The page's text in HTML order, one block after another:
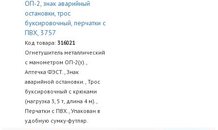
ОП-2, знак аварийный
остановки, трос
буксировочный, перчатки с
ПВХ, 3757
Код товара: 316021
Огнетушитель металлический
с манометром ОП-2(з).,
Аптечка ФЭСТ., Знак
аварийной остановки., Трос
буксировочный с крюками
(нагрузка 3, 5 т, длина 4 м).,
Перчатки с ПВХ., Упакован в
удобную сумку-футляр.